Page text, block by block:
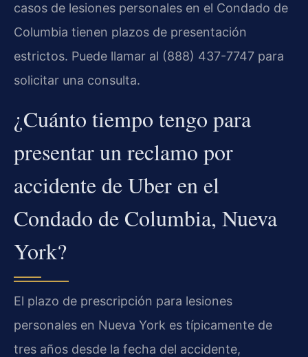
casos de lesiones personales en el Condado de
Columbia tienen plazos de presentación
estrictos. Puede llamar al (888) 437-7747 para
solicitar una consulta.
¿Cuánto tiempo tengo para
presentar un reclamo por
accidente de Uber en el
Condado de Columbia, Nueva
York?
El plazo de prescripción para lesiones
personales en Nueva York es típicamente de
tres años desde la fecha del accidente,